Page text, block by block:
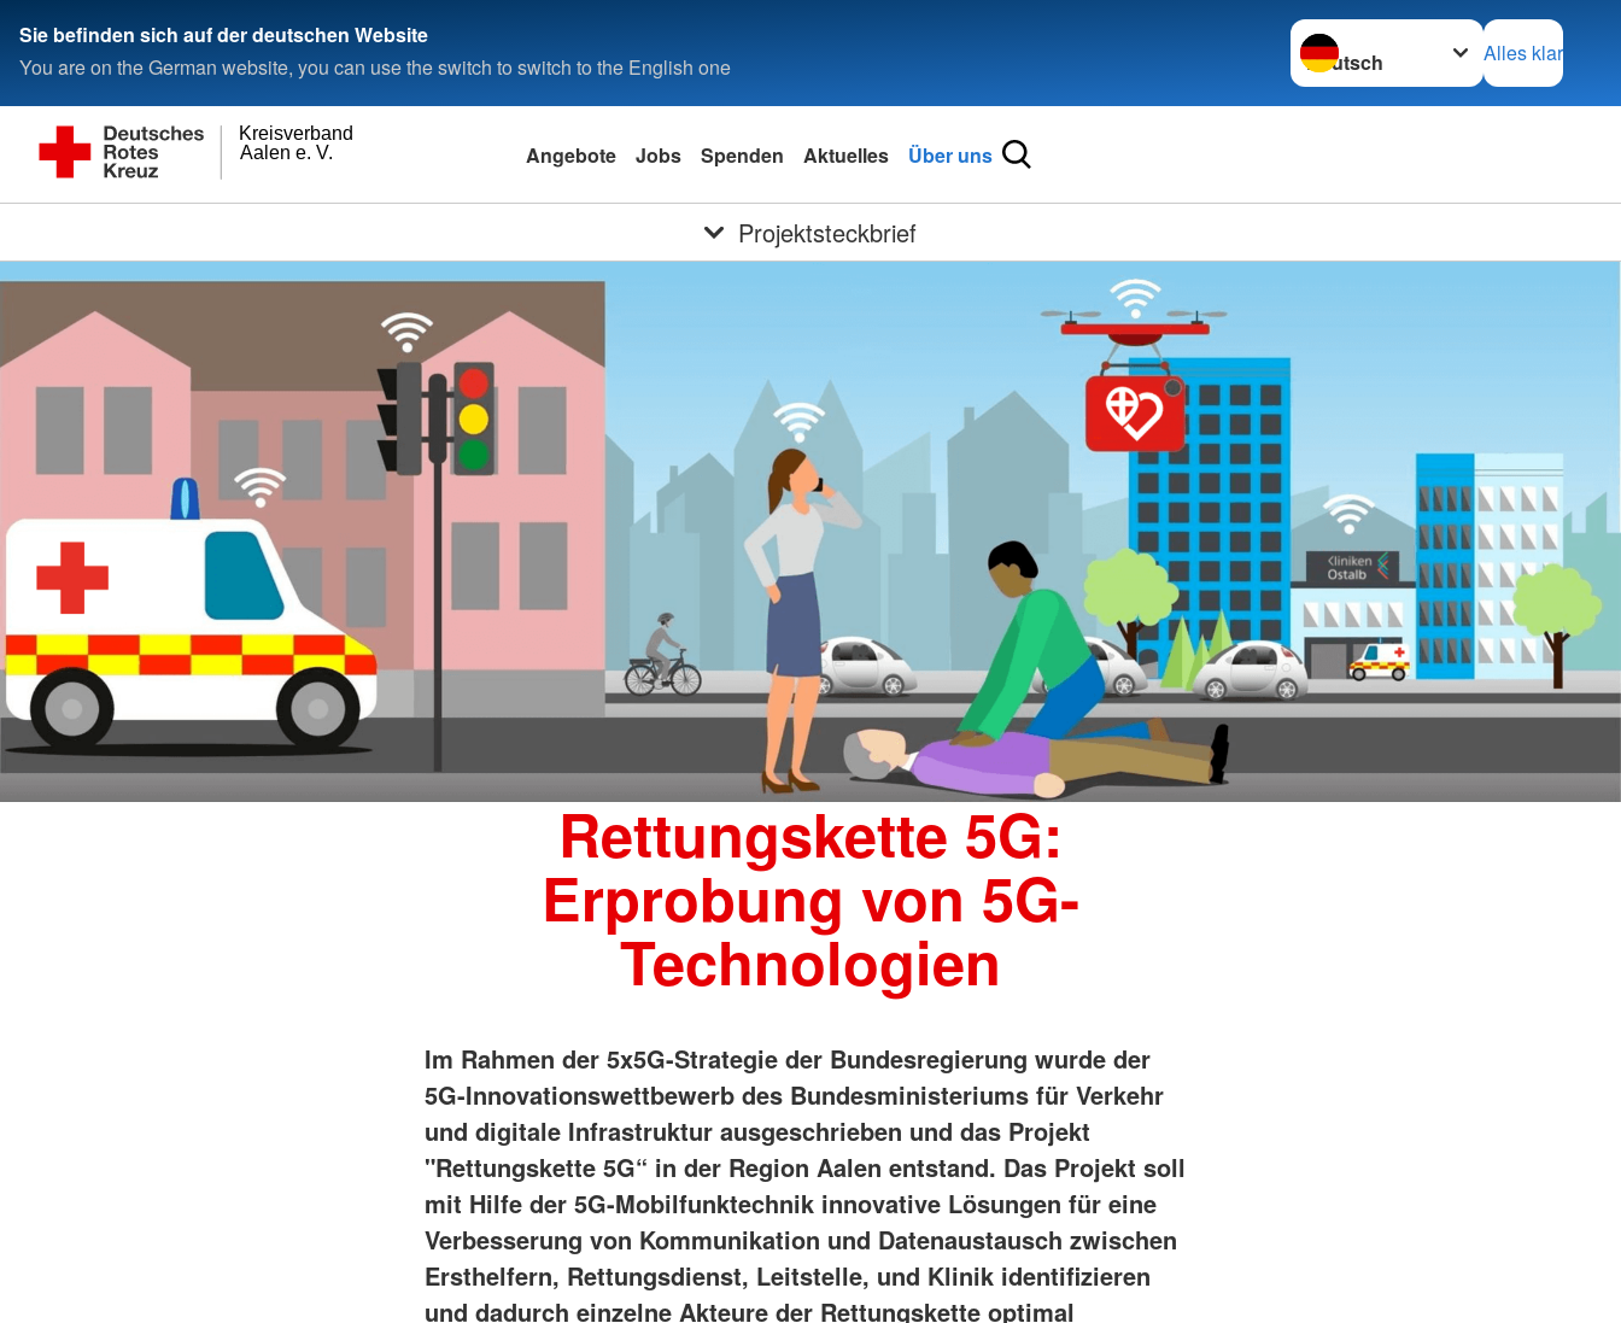
Sie befinden sich auf der deutschen Website
You are on the German website, you can use the switch to switch to the English one
Sprache wechseln zu
Alles klar
Aalen e. V.
Kreisverband
Angebote Jobs Spenden Aktuelles Über uns
Projektsteckbrief
Rettungskette 5G:
Erprobung von 5G-
Technologien
Im Rahmen der 5x5G-Strategie der Bundesregierung wurde der
5G-Innovationswettbewerb des Bundesministeriums für Verkehr
und digitale Infrastruktur ausgeschrieben und das Projekt
"Rettungskette 5G“ in der Region Aalen entstand. Das Projekt soll
mit Hilfe der 5G-Mobilfunktechnik innovative Lösungen für eine
Verbesserung von Kommunikation und Datenaustausch zwischen
Ersthelfern, Rettungsdienst, Leitstelle, und Klinik identifizieren
und dadurch einzelne Akteure der Rettungskette optimal